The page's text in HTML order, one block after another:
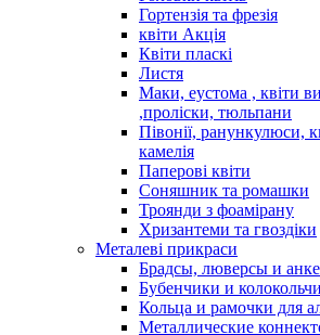
Гортензія та фрезія
квіти Акція
Квіти пласкі
Листя
Маки, еустома , квіти
,проліски, тюльпани
Півонії, ранункулюси,
камелія
Паперові квіти
Соняшник та ромашки
Троянди з фоамірану
Хризантеми та гвоздіки
Металеві прикраси
Брадсы, люверсы и
Бубенчики и
Кольца и рамочки для
Металлические